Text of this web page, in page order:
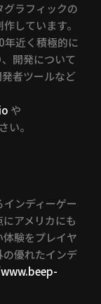
ラフィックの
しています。
年近く積極的に
開発について
者ツールなど
や
い。
ンディーゲー
アメリカにも
験をプレイヤ
優れたインデ